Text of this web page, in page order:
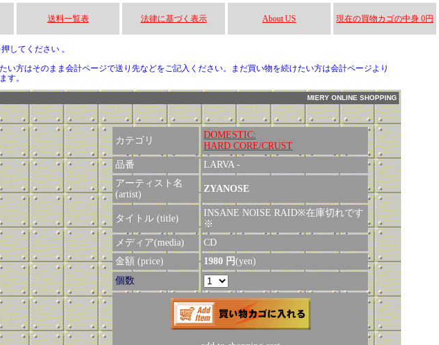
送料一覧表 法律に基づく表示 About US 現在の買物カゴの中身 0円
してください 。
方はそのまま会計ページで送り先などをご記入ください。まだ買い物を続けたい方は会計ページより
す。
MIERY ONLINE SHOPPING
カテゴリ
DOMESTIC:
HARD CORE/CRUST
品番
LARVA -
アーティスト名
(artist)
ZYANOSE
タイトル (title)
INSANE NOISE RAID※在庫切れです
※
メディア(media)
CD
金額 (price)
1980 円(yen)
個数